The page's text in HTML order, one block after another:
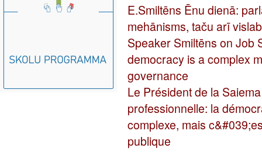
E.Smiltēns Ēnu dienā:
mehānisms, taču arī
Speaker Smiltēns on Job
democracy is a complex
governance
Le Président de la
professionnelle: la
complexe, mais
publique